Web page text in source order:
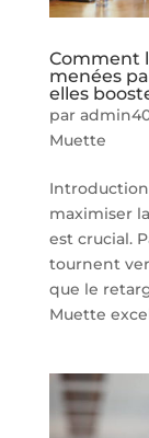
Comment
menées
elles
par
Muette
maximiser
est crucial.
tournent
que le
Muette